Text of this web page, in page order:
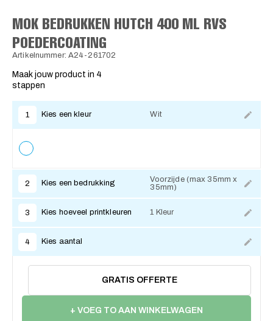
MOK BEDRUKKEN HUTCH 400 ML RVS
POEDERCOATING
Artikelnummer: A24-261702
Maak jouw product in 4
stappen
1 Kies een kleur Wit
2 Kies een bedrukking
Voorzijde (max 35mm x
35mm)
3 Kies hoeveel printkleuren 1 Kleur
4 Kies aantal
GRATIS OFFERTE
+ VOEG TO AAN WINKELWAGEN